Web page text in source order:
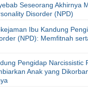
Seseorang Akhirnya
Disorder (NPD)
Ibu Kandung
(NPD): Memfitnah
Pengidap Narcissistic
Anak yang